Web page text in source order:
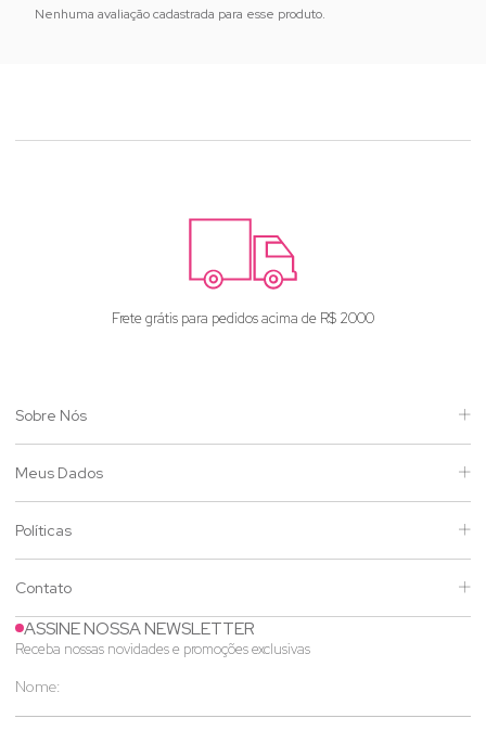
Nenhuma avaliação cadastrada para esse produto.
Frete grátis para pedidos acima de R$ 2000
Sobre Nós
Meus Dados
Políticas
Contato
ASSINE NOSSA NEWSLETTER
Receba nossas novidades e promoções exclusivas